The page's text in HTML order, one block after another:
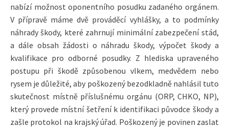
nabízí možnost oponentního posudku zadaného orgánem.
V přípravě máme dvě prováděcí vyhlášky, a to podmínky
náhrady škody, které zahrnují minimální zabezpečení stád,
a dále obsah žádosti o náhradu škody, výpočet škody a
kvalifikace pro odborné posudky. Z hlediska upraveného
postupu při škodě způsobenou vlkem, medvědem nebo
rysem je důležité, aby poškozený bezodkladně nahlásil tuto
skutečnost místně příslušnému orgánu (ORP, CHKO, NP),
který provede místní šetření k identifikaci původce škody a
zašle protokol na krajský úřad. Poškozený je povinen zaslat